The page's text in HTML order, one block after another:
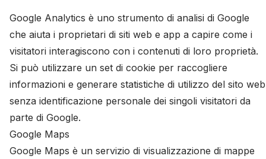
Google Analytics è uno strumento di analisi di Google
che aiuta i proprietari di siti web e app a capire come i
visitatori interagiscono con i contenuti di loro proprietà.
Si può utilizzare un set di cookie per raccogliere
informazioni e generare statistiche di utilizzo del sito web
senza identificazione personale dei singoli visitatori da
parte di Google.
Google Maps
Google Maps è un servizio di visualizzazione di mappe